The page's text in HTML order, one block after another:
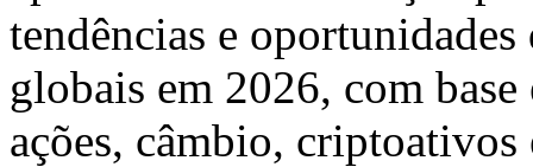
tendências e
globais em 2026, com
ações, câmbio,